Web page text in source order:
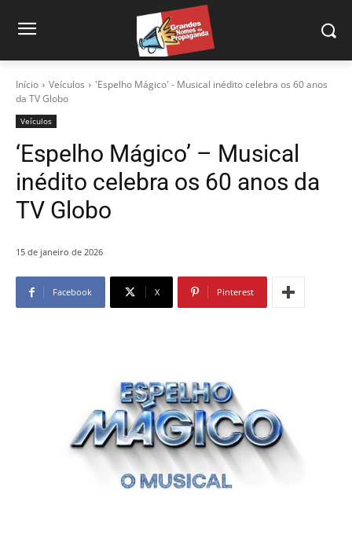
Início Veículos
'Espelho Mágico' - Musical inédito celebra os 60 anos
da TV Globo
Veículos
‘Espelho Mágico’ – Musical
inédito celebra os 60 anos da
TV Globo
15 de janeiro de 2026
Facebook X Pinterest